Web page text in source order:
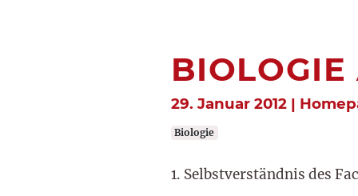
29. Januar 2012 |
Biologie
1. Selbstverständnis des